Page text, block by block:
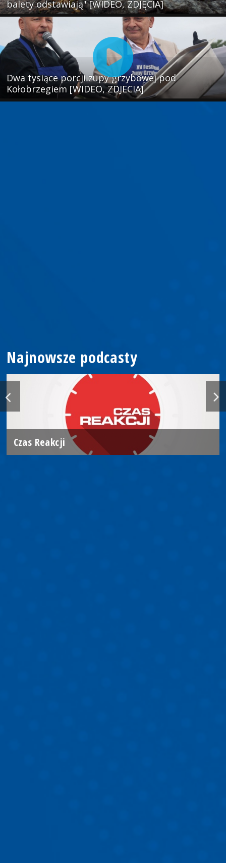
balety odstawiają" [WIDEO, ZDJĘCIA]
Dwa tysiące porcji zupy grzybowej pod
Kołobrzegiem [WIDEO, ZDJECIA]
Najnowsze podcasty
Czas Reakcji